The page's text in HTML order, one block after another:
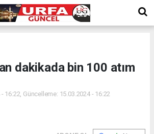
dakikada bin 100 atım
16:22, Güncelleme: 15.03.2024 - 16:22